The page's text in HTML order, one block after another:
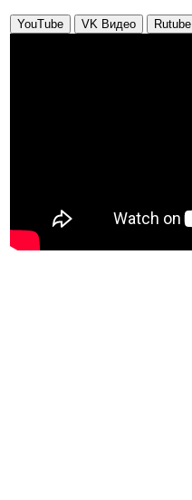
YouTube VK Видео Rutube